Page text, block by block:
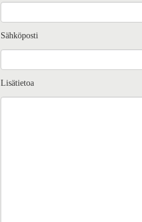
Sähköposti
Lisätietoa